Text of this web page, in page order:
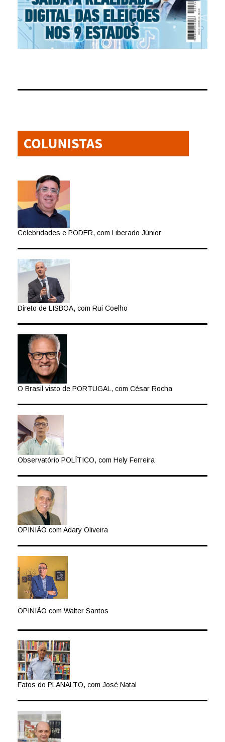
Celebridades e PODER, com Liberado Júnior
Direto de LISBOA, com Rui Coelho
O Brasil visto de PORTUGAL, com César Rocha
Observatório POLÍTICO, com Hely Ferreira
OPINIÃO com Adary Oliveira
OPINIÃO com Walter Santos
Fatos do PLANALTO, com José Natal